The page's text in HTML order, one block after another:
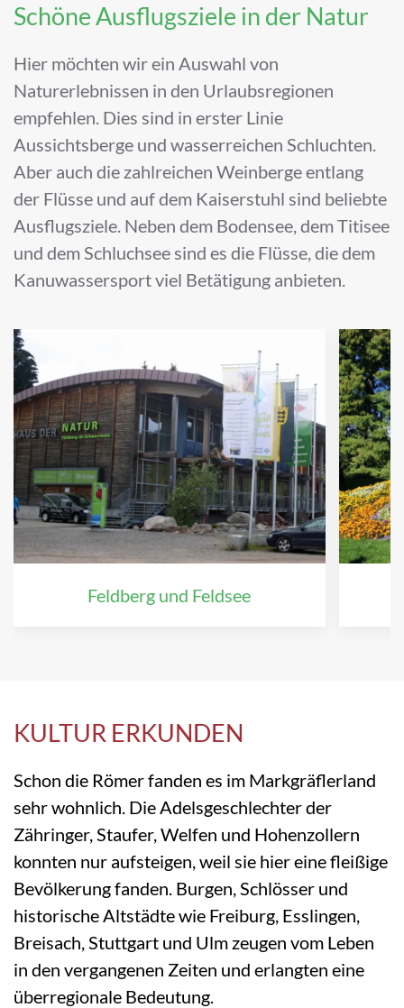
Schöne Ausflugsziele in der Natur
Hier möchten wir ein Auswahl von
Naturerlebnissen in den Urlaubsregionen
empfehlen. Dies sind in erster Linie
Aussichtsberge und wasserreichen Schluchten.
Aber auch die zahlreichen Weinberge entlang
der Flüsse und auf dem Kaiserstuhl sind beliebte
Ausflugsziele. Neben dem Bodensee, dem Titisee
und dem Schluchsee sind es die Flüsse, die dem
Kanuwassersport viel Betätigung anbieten.
Feldberg und Feldsee
KULTUR ERKUNDEN
Schon die Römer fanden es im Markgräflerland
sehr wohnlich. Die Adelsgeschlechter der
Zähringer, Staufer, Welfen und Hohenzollern
konnten nur aufsteigen, weil sie hier eine fleißige
Bevölkerung fanden. Burgen, Schlösser und
historische Altstädte wie Freiburg, Esslingen,
Breisach, Stuttgart und Ulm zeugen vom Leben
in den vergangenen Zeiten und erlangten eine
überregionale Bedeutung.